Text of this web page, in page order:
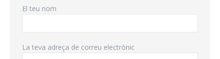
El teu nom
La teva adreça de correu electrònic